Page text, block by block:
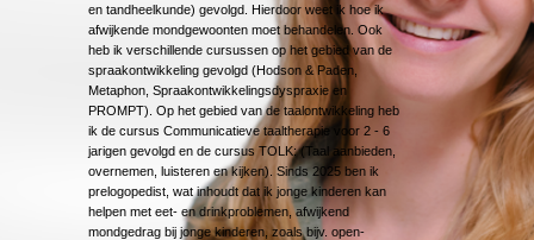
en tandheelkunde) gevolgd. Hierdoor weet ik hoe ik
afwijkende mondgewoonten moet behandelen. Ook
heb ik verschillende cursussen op het gebied van de
spraakontwikkeling gevolgd (Hodson & Paden,
Metaphon, Spraakontwikkelingsdyspraxie en
PROMPT). Op het gebied van de taalontwikkeling heb
ik de cursus Communicatieve taaltherapie voor 2 - 6
jarigen gevolgd en de cursus TOLK: (Taal aanbieden,
overnemen, luisteren en kijken). Sinds 2025 ben ik
prelogopedist, wat inhoudt dat ik jonge kinderen kan
helpen met eet- en drinkproblemen, afwijkend
mondgedrag bij jonge kinderen, zoals bijv. open-